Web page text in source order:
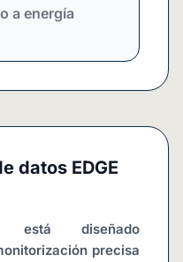
a energía
datos EDGE
está diseñado
precisa